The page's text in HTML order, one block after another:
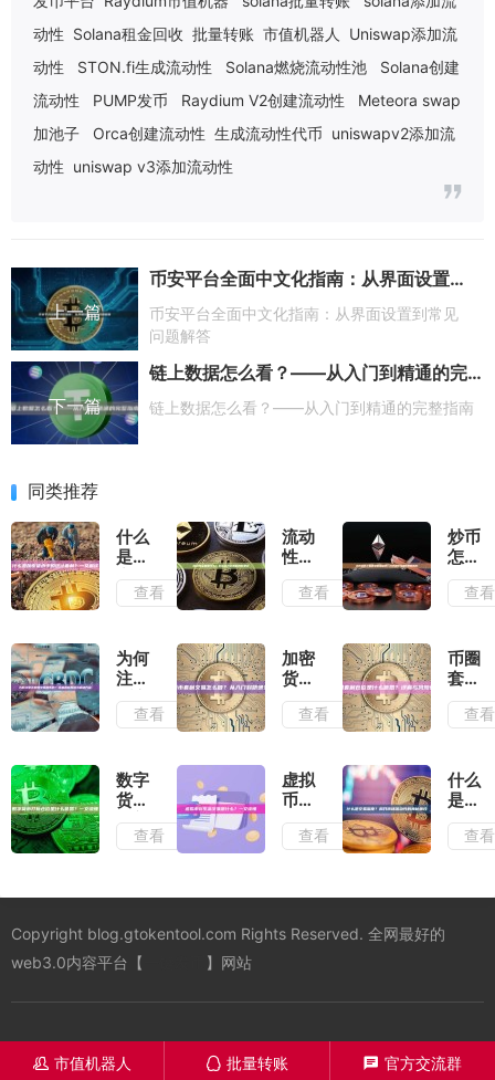
动性 Solana租金回收 批量转账 市值机器人
Uniswap添加流
动性
STON.fi生成流动性 Solana燃烧流动性池
Solana创建
流动性
PUMP发币 Raydium V2创建流动性
Meteora swap
加池子
Orca创建流动性 生成流动性代币 uniswapv2添加流
动性 uniswap v3添加流动性
上一篇
币安平台全面中文化指南：从界面设置到常见问题解答
币安平台全面中文化指南：从界面设置到常见
问题解答
下一篇
链上数据怎么看？——从入门到精通的完整指南
链上数据怎么看？——从入门到精通的完整指南
同类推荐
什么
是加
密货
币中
利？
一文
解读
查看
流动
性证
明是
链共
识机
制的
新革
查看
炒币
怎样
才能
避免
侠？
炒币
避免
接盘
南
查看
为何
注册
币安
账号
败？
全面
解析
原因
案
查看
加密
货币
套利
交易
从入
门到
精通
全攻
查看
币圈
套利
仓位
是什
详解
与风
险分
查看
数字
货币
打新
仓位
思？
读懂
查看
虚拟
币衍
生品
交易
一文
查看
什么
是交
易深
度？
流动
查看
Copyright blog.gtokentool.com Rights Reserved. 全网最好的
web3.0内容平台【
】网站
󦋱 市值机器人 󦊱 批量转账 󦍁 官方交流群